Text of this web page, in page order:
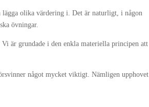
lägga olika värdering i. Det är naturligt, i någon
övningar.
är grundade i den enkla materiella principen att
något mycket viktigt. Nämligen upphovet